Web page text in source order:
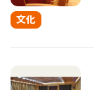
文化